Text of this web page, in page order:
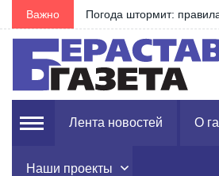
Важно Воровал химикаты для
Лента новостей О
Наши проекты